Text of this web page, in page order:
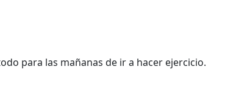
para las mañanas de ir a hacer ejercicio.